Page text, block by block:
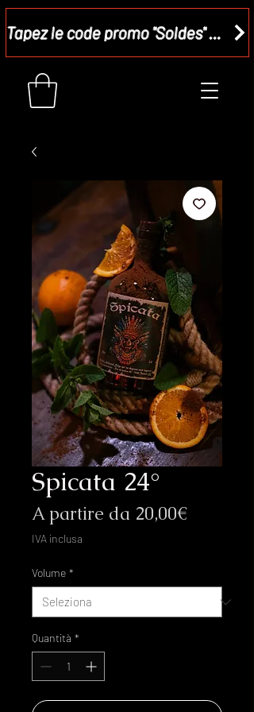
Tapez le code promo "Soldes" dans votre panier et recevez - 15 %
Spicata 24°
A partire da 20,00€Prezzo
IVA inclusa
Volume *
Quantità *